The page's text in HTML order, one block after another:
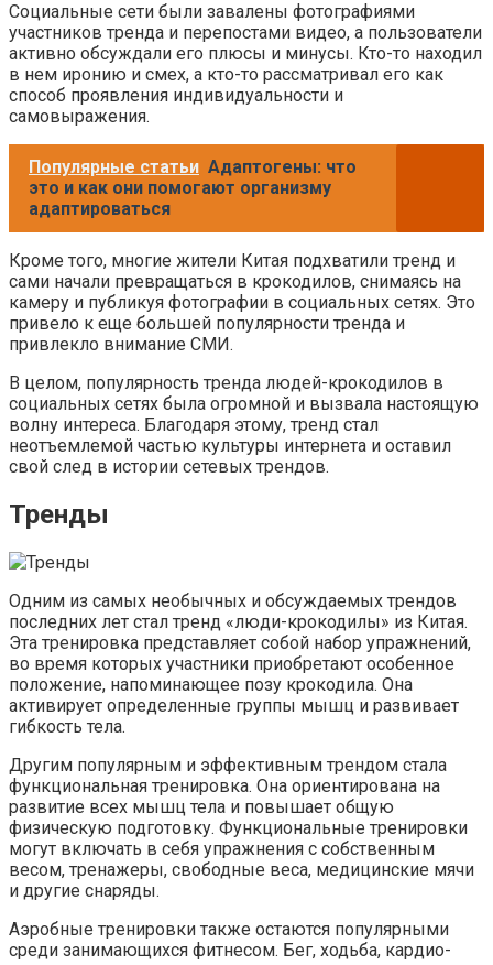
Социальные сети были завалены фотографиями
участников тренда и перепостами видео, а пользователи
активно обсуждали его плюсы и минусы. Кто-то находил
в нем иронию и смех, а кто-то рассматривал его как
способ проявления индивидуальности и
самовыражения.
Популярные статьи Адаптогены: что
это и как они помогают организму
адаптироваться
Кроме того, многие жители Китая подхватили тренд и
сами начали превращаться в крокодилов, снимаясь на
камеру и публикуя фотографии в социальных сетях. Это
привело к еще большей популярности тренда и
привлекло внимание СМИ.
В целом, популярность тренда людей-крокодилов в
социальных сетях была огромной и вызвала настоящую
волну интереса. Благодаря этому, тренд стал
неотъемлемой частью культуры интернета и оставил
свой след в истории сетевых трендов.
Тренды
Одним из самых необычных и обсуждаемых трендов
последних лет стал тренд «люди-крокодилы» из Китая.
Эта тренировка представляет собой набор упражнений,
во время которых участники приобретают особенное
положение, напоминающее позу крокодила. Она
активирует определенные группы мышц и развивает
гибкость тела.
Другим популярным и эффективным трендом стала
функциональная тренировка. Она ориентирована на
развитие всех мышц тела и повышает общую
физическую подготовку. Функциональные тренировки
могут включать в себя упражнения с собственным
весом, тренажеры, свободные веса, медицинские мячи
и другие снаряды.
Аэробные тренировки также остаются популярными
среди занимающихся фитнесом. Бег, ходьба, кардио-